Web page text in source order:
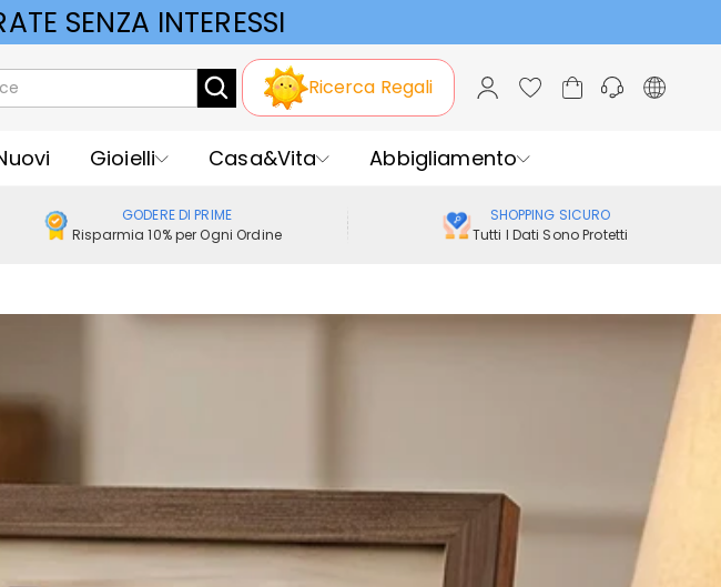
SENZA INTERESSI
Ricerca Regali
Gioielli Casa&Vita Abbigliamento
GODERE DI PRIME
Risparmia 10% per Ogni Ordine
SHOPPING SICURO
Tutti I Dati Sono Protetti